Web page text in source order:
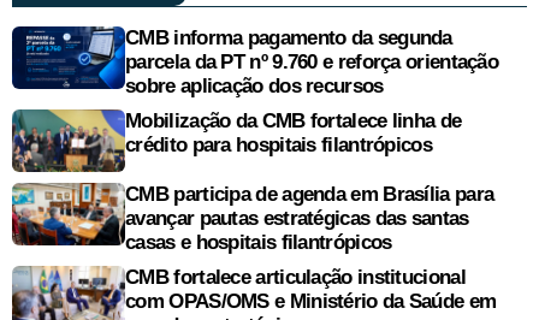
CMB informa pagamento da segunda
parcela da PT nº 9.760 e reforça orientação
sobre aplicação dos recursos
Mobilização da CMB fortalece linha de
crédito para hospitais filantrópicos
CMB participa de agenda em Brasília para
avançar pautas estratégicas das santas
casas e hospitais filantrópicos
CMB fortalece articulação institucional
com OPAS/OMS e Ministério da Saúde em